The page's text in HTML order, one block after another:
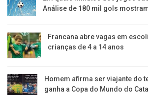
Análise de 180 mil gols
Francana abre vagas em
crianças de 4 a 14 anos
Homem afirma ser viajante do
ganha a Copa do Mundo do